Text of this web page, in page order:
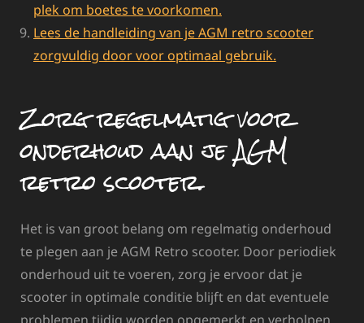
plek om boetes te voorkomen.
Lees de handleiding van je AGM retro scooter
zorgvuldig door voor optimaal gebruik.
Zorg regelmatig voor
onderhoud aan je AGM
retro scooter.
Het is van groot belang om regelmatig onderhoud
te plegen aan je AGM Retro scooter. Door periodiek
onderhoud uit te voeren, zorg je ervoor dat je
scooter in optimale conditie blijft en dat eventuele